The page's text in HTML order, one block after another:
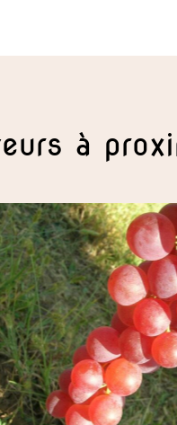
à
de Guyraudelle